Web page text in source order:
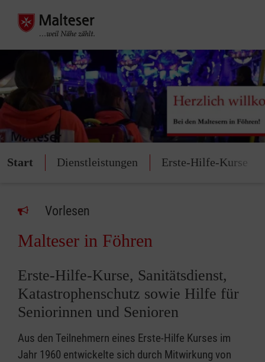
Start Dienstleistungen Erste-Hilfe-Kurse
Vorlesen
Malteser in Föhren
Erste-Hilfe-Kurse, Sanitätsdienst,
Katastrophenschutz sowie Hilfe für
Seniorinnen und Senioren
Aus den Teilnehmern eines Erste-Hilfe Kurses im
Jahr 1960 entwickelte sich durch Mitwirkung von